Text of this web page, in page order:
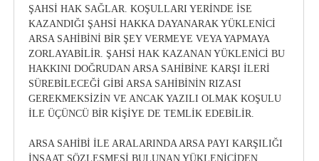
ŞAHSİ HAK SAĞLAR. KOŞULLARI YERİNDE İSE
KAZANDIĞI ŞAHSİ HAKKA DAYANARAK YÜKLENİCİ
ARSA SAHİBİNİ BİR ŞEY VERMEYE VEYA YAPMAYA
ZORLAYABİLİR. ŞAHSİ HAK KAZANAN YÜKLENİCİ BU
HAKKINI DOĞRUDAN ARSA SAHİBİNE KARŞI İLERİ
SÜREBİLECEĞİ GİBİ ARSA SAHİBİNİN RIZASI
GEREKMEKSİZİN VE ANCAK YAZILI OLMAK KOŞULU
İLE ÜÇÜNCÜ BİR KİŞİYE DE TEMLİK EDEBİLİR.
ARSA SAHİBİ İLE ARALARINDA ARSA PAYI KARŞILIĞI
İNŞAAT SÖZLEŞMESİ BULUNAN YÜKLENİCİDEN,